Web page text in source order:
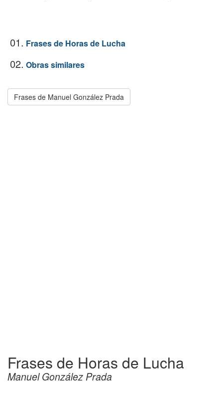
01. Frases de Horas de Lucha
02. Obras similares
Frases de Manuel González Prada
Frases de Horas de Lucha
Manuel González Prada